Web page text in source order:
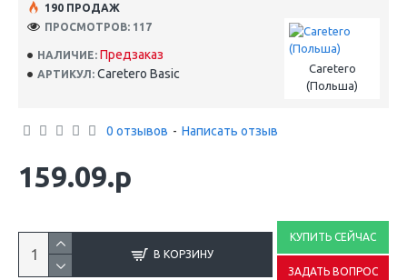
НАЛИЧИЕ: Предзаказ
АРТИКУЛ: Caretero Basic
Caretero
(Польша)
190 ПРОДАЖ
ПРОСМОТРОВ: 117
0 отзывов - Написать отзыв
159.09.р
В КОРЗИНУ
КУПИТЬ СЕЙЧАС
ЗАДАТЬ ВОПРОС